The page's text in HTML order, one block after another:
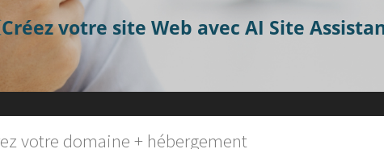
Créez votre site Web avec AI Site